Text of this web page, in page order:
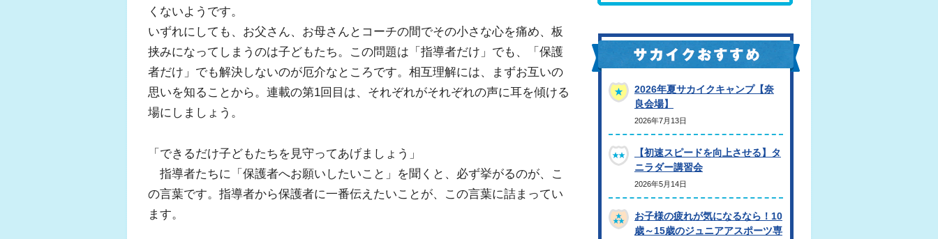
くないようです。
いずれにしても、お父さん、お母さんとコーチの間でその小さな心を痛め、板
挟みになってしまうのは子どもたち。この問題は「指導者だけ」でも、「保護
者だけ」でも解決しないのが厄介なところです。相互理解には、まずお互いの
思いを知ることから。連載の第1回目は、それぞれがそれぞれの声に耳を傾ける
場にしましょう。
「できるだけ子どもたちを見守ってあげましょう」
指導者たちに「保護者へお願いしたいこと」を聞くと、必ず挙がるのが、こ
の言葉です。指導者から保護者に一番伝えたいことが、この言葉に詰まってい
ます。
2026年夏サカイクキャンプ【奈
良会場】
2026年7月13日
【初速スピードを向上させる】タ
ニラダー講習会
2026年5月14日
お子様の疲れが気になるなら！10
歳～15歳のジュニアアスポーツ専